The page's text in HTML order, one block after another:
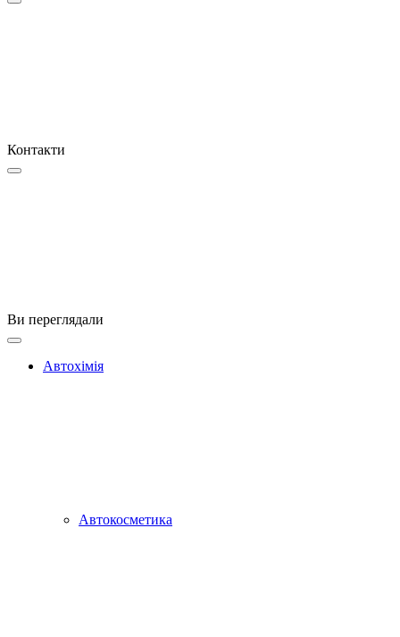
Контакти
Ви переглядали
Автохімія
Автокосметика